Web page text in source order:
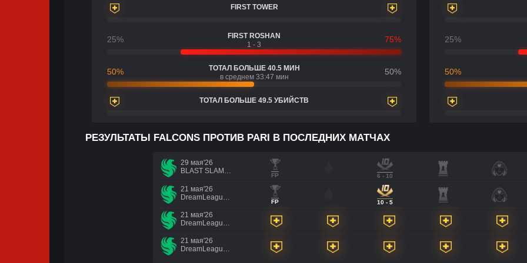
FIRST TOWER
25%
FIRST ROSHAN
1 - 3
75%
50%
ТОТАЛ БОЛЬШЕ 40.5 МИН
в среднем 33:47 мин
50%
ТОТАЛ БОЛЬШЕ 49.5 УБИЙСТВ
25%
50%
РЕЗУЛЬТАТЫ FALCONS ПРОТИВ PARI В ПОСЛЕДНИХ МАТЧАХ
29 мая'26
FP 6 - 10
21 мая'26
FP 10 - 5
21 мая'26
DreamLeague Season 29
21 мая'26
DreamLeague Season 29